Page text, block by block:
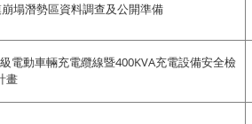
塌潛勢區資料調查及公開準備
電動車輛充電纜線暨400KVA充電設備安全檢
畫